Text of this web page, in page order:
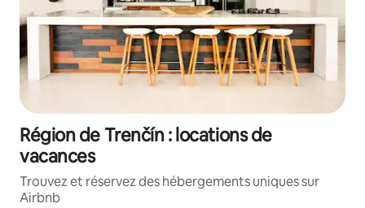
Région de Trenčín : locations de
vacances
Trouvez et réservez des hébergements uniques sur
Airbnb